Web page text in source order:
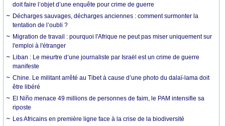
doit faire l’objet d’une enquête pour crime de guerre
Décharges sauvages, décharges anciennes : comment surmonter la
tentation de l’oubli ?
Migration de travail : pourquoi l'Afrique ne peut pas miser uniquement sur
l'emploi à l'étranger
Liban : Le meurtre d’une journaliste par Israël est un crime de guerre
manifeste
Chine. Le militant arrêté au Tibet à cause d’une photo du dalaï-lama doit
être libéré
El Niño menace 49 millions de personnes de faim, le PAM intensifie sa
riposte
Les Africains en première ligne face à la crise de la biodiversité